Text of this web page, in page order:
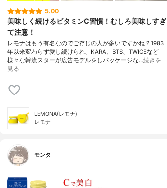
5.00
美味しく続けるビタミンC習慣！むしろ美味しすぎ
て注意！
レモナはもう有名なのでご存じの人が多いですかね？1983
年以来変わらず愛し続けられ、KARA、BTS、TWICEなど
様々な韓流スターが広告モデルをしパッケージな…続きを
見る
LEMONA(レモナ)
レモナ
モンタ